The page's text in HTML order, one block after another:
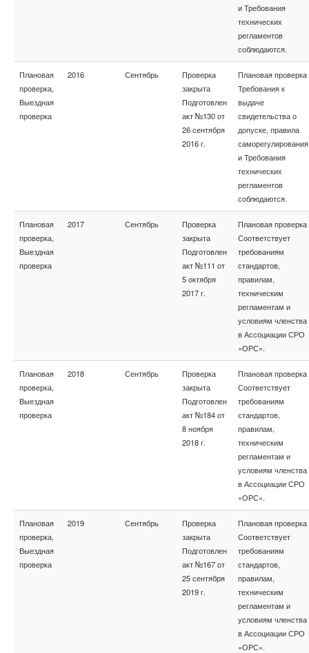
и Требования
технических
регламентов
соблюдаются.
Плановая
проверка,
Выездная
проверка
2016 Сентябрь
Проверка
закрыта
Подготовлен
акт №130 от
26 сентября
2016 г.
Плановая проверка
Требования к
выдаче
свидетельства о
допуске, правила
саморегулирования
и Требования
технических
регламентов
соблюдаются.
Плановая
проверка,
Выездная
проверка
2017 Сентябрь
Проверка
закрыта
Подготовлен
акт №111 от
5 октября
2017 г.
Плановая проверка
Соответствует
требованиям
стандартов,
правилам,
техническим
регламентам и
условиям членства
в Ассоциации СРО
«ОРС».
Плановая
проверка,
Выездная
проверка
2018 Сентябрь
Проверка
закрыта
Подготовлен
акт №184 от
8 ноября
2018 г.
Плановая проверка
Соответствует
требованиям
стандартов,
правилам,
техническим
регламентам и
условиям членства
в Ассоциации СРО
«ОРС».
Плановая
проверка,
Выездная
проверка
2019 Сентябрь
Проверка
закрыта
Подготовлен
акт №167 от
25 сентября
2019 г.
Плановая проверка
Соответствует
требованиям
стандартов,
правилам,
техническим
регламентам и
условиям членства
в Ассоциации СРО
«ОРС».